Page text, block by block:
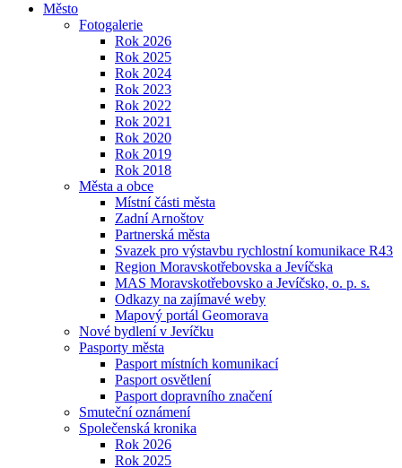
Město
Fotogalerie
Rok 2026
Rok 2025
Rok 2024
Rok 2023
Rok 2022
Rok 2021
Rok 2020
Rok 2019
Rok 2018
Města a obce
Místní části města
Zadní Arnoštov
Partnerská města
Svazek pro výstavbu rychlostní komunikace R43
Region Moravskotřebovska a Jevíčska
MAS Moravskotřebovsko a Jevíčsko, o. p. s.
Odkazy na zajímavé weby
Mapový portál Geomorava
Nové bydlení v Jevíčku
Pasporty města
Pasport místních komunikací
Pasport osvětlení
Pasport dopravního značení
Smuteční oznámení
Společenská kronika
Rok 2026
Rok 2025